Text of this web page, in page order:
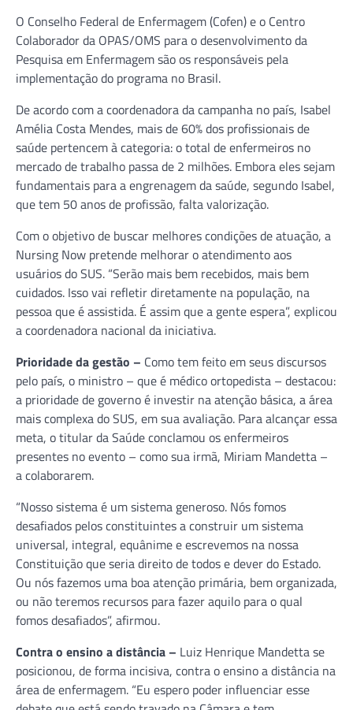
O Conselho Federal de Enfermagem (Cofen) e o Centro
Colaborador da OPAS/OMS para o desenvolvimento da
Pesquisa em Enfermagem são os responsáveis pela
implementação do programa no Brasil.
De acordo com a coordenadora da campanha no país, Isabel
Amélia Costa Mendes, mais de 60% dos profissionais de
saúde pertencem à categoria: o total de enfermeiros no
mercado de trabalho passa de 2 milhões. Embora eles sejam
fundamentais para a engrenagem da saúde, segundo Isabel,
que tem 50 anos de profissão, falta valorização.
Com o objetivo de buscar melhores condições de atuação, a
Nursing Now pretende melhorar o atendimento aos
usuários do SUS. “Serão mais bem recebidos, mais bem
cuidados. Isso vai refletir diretamente na população, na
pessoa que é assistida. É assim que a gente espera”, explicou
a coordenadora nacional da iniciativa.
Prioridade da gestão – Como tem feito em seus discursos
pelo país, o ministro – que é médico ortopedista – destacou:
a prioridade de governo é investir na atenção básica, a área
mais complexa do SUS, em sua avaliação. Para alcançar essa
meta, o titular da Saúde conclamou os enfermeiros
presentes no evento – como sua irmã, Miriam Mandetta –
a colaborarem.
“Nosso sistema é um sistema generoso. Nós fomos
desafiados pelos constituintes a construir um sistema
universal, integral, equânime e escrevemos na nossa
Constituição que seria direito de todos e dever do Estado.
Ou nós fazemos uma boa atenção primária, bem organizada,
ou não teremos recursos para fazer aquilo para o qual
fomos desafiados”, afirmou.
Contra o ensino a distância – Luiz Henrique Mandetta se
posicionou, de forma incisiva, contra o ensino a distância na
área de enfermagem. “Eu espero poder influenciar esse